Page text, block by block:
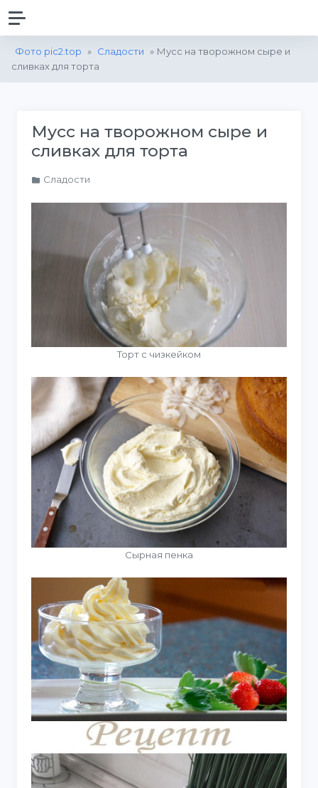
Фото pic2.top » Сладости
» Мусс на творожном сыре и
сливках для торта
Мусс на творожном сыре и
сливках для торта
Сладости
Торт с чизкейком
Сырная пенка